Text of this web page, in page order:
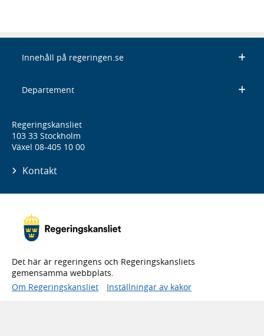
Innehåll på regeringen.se
Departement
Regeringskansliet
103 33 Stockholm
Växel 08-405 10 00
Kontakt
Det här är regeringens och Regeringskansliets
gemensamma webbplats.
Om Regeringskansliet
Inställningar av kakor